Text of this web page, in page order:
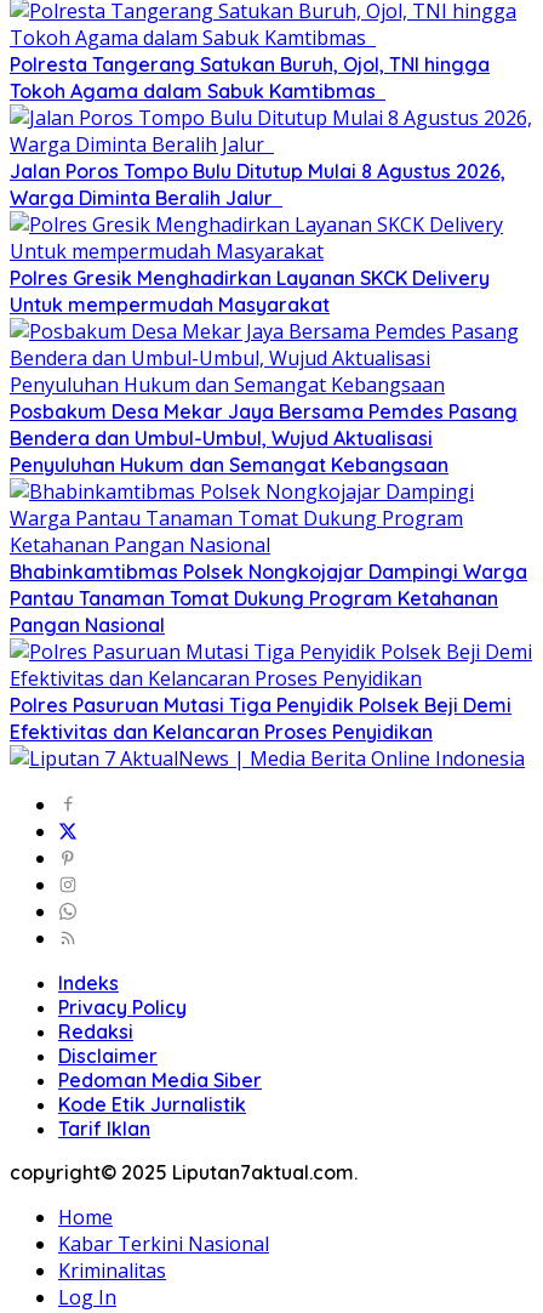
Polresta Tangerang Satukan Buruh, Ojol, TNI hingga
Tokoh Agama dalam Sabuk Kamtibmas
Jalan Poros Tompo Bulu Ditutup Mulai 8 Agustus 2026,
Warga Diminta Beralih Jalur
Polres Gresik Menghadirkan Layanan SKCK Delivery
Untuk mempermudah Masyarakat
Posbakum Desa Mekar Jaya Bersama Pemdes Pasang
Bendera dan Umbul-Umbul, Wujud Aktualisasi
Penyuluhan Hukum dan Semangat Kebangsaan
Bhabinkamtibmas Polsek Nongkojajar Dampingi Warga
Pantau Tanaman Tomat Dukung Program Ketahanan
Pangan Nasional
Polres Pasuruan Mutasi Tiga Penyidik Polsek Beji Demi
Efektivitas dan Kelancaran Proses Penyidikan
Indeks
Privacy Policy
Redaksi
Disclaimer
Pedoman Media Siber
Kode Etik Jurnalistik
Tarif Iklan
copyright© 2025 Liputan7aktual.com.
Home
Kabar Terkini Nasional
Kriminalitas
Log In